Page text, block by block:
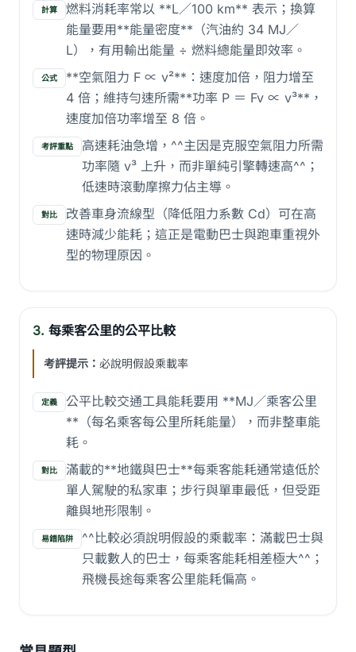
計算
燃料消耗率常以 **L／100 km** 表示；換算
能量要用**能量密度**（汽油約 34 MJ／
L），有用輸出能量 ÷ 燃料總能量即效率。
公式
**空氣阻力 F ∝ v²**：速度加倍，阻力增至
4 倍；維持勻速所需**功率 P ＝ Fv ∝ v³**，
速度加倍功率增至 8 倍。
考評重點
高速耗油急增，^^主因是克服空氣阻力所需
功率隨 v³ 上升，而非單純引擎轉速高^^；
低速時滾動摩擦力佔主導。
對比
改善車身流線型（降低阻力系數 Cd）可在高
速時減少能耗；這正是電動巴士與跑車重視外
型的物理原因。
3. 每乘客公里的公平比較
考評提示： 必說明假設乘載率
定義
公平比較交通工具能耗要用 **MJ／乘客公里
**（每名乘客每公里所耗能量），而非整車能
耗。
對比
滿載的**地鐵與巴士**每乘客能耗通常遠低於
單人駕駛的私家車；步行與單車最低，但受距
離與地形限制。
易錯陷阱
^^比較必須說明假設的乘載率：滿載巴士與
只載數人的巴士，每乘客能耗相差極大^^；
飛機長途每乘客公里能耗偏高。